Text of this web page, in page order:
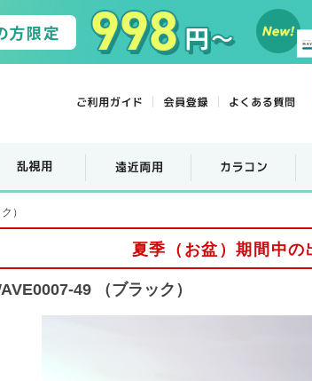
）
夏季（お盆）期間中の
49 （ブラック）